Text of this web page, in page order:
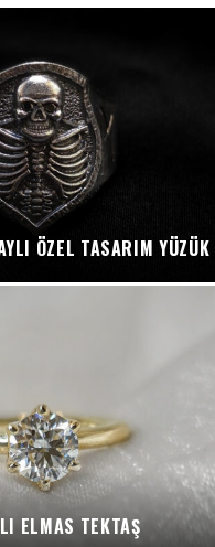
ÖZEL TASARIM YÜZÜK
ELMAS TEKTAŞ